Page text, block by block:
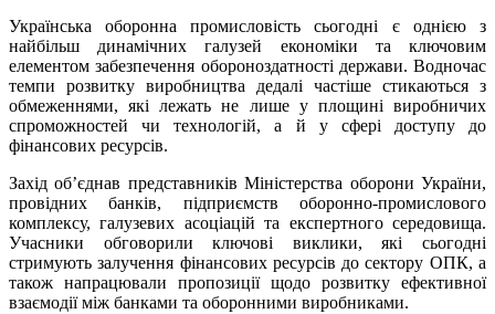
Українська оборонна промисловість сьогодні є однією з
найбільш динамічних галузей економіки та ключовим
елементом забезпечення обороноздатності держави. Водночас
темпи розвитку виробництва дедалі частіше стикаються з
обмеженнями, які лежать не лише у площині виробничих
спроможностей чи технологій, а й у сфері доступу до
фінансових ресурсів.
Захід об’єднав представників Міністерства оборони України,
провідних банків, підприємств оборонно-промислового
комплексу, галузевих асоціацій та експертного середовища.
Учасники обговорили ключові виклики, які сьогодні
стримують залучення фінансових ресурсів до сектору ОПК, а
також напрацювали пропозиції щодо розвитку ефективної
взаємодії між банками та оборонними виробниками.